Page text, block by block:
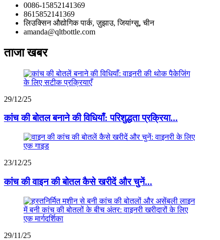
0086-15852141369
8615852141369
लिउक्सिन औद्योगिक पार्क, ज़ुझाउ, जियांग्सू, चीन
amanda@qltbottle.com
ताजा खबर
29/12/25
कांच की बोतल बनाने की विधियाँ: परिशुद्धता प्रक्रिया...
23/12/25
कांच की वाइन की बोतल कैसे खरीदें और चुनें...
29/11/25